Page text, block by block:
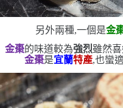
另外兩種,一個是金
金棗的味道較為強烈雖然
金棗是宜蘭特產,也蠻